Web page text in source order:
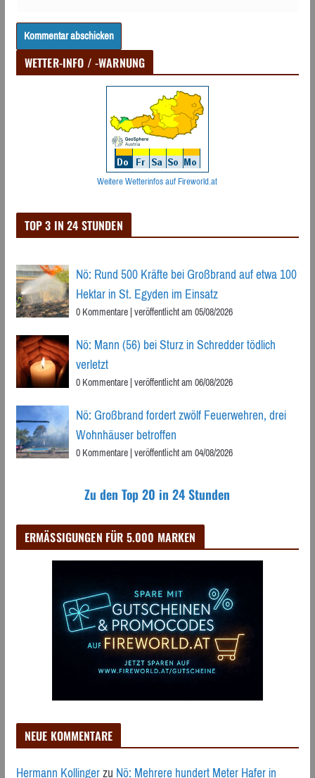
WETTER-INFO / -WARNUNG
Weitere Wetterinfos auf Fireworld.at
TOP 3 IN 24 STUNDEN
Nö: Rund 500 Kräfte bei Großbrand auf etwa 100
Hektar in St. Egyden im Einsatz
0 Kommentare|veröffentlicht am 05/08/2026
Nö: Mann (56) bei Sturz in Schredder tödlich
verletzt
0 Kommentare|veröffentlicht am 06/08/2026
Nö: Großbrand fordert zwölf Feuerwehren, drei
Wohnhäuser betroffen
0 Kommentare|veröffentlicht am 04/08/2026
Zu den Top 20 in 24 Stunden
ERMÄSSIGUNGEN FÜR 5.000 MARKEN
NEUE KOMMENTARE
Hermann KollingerzuNö: Mehrere hundert Meter Hafer in